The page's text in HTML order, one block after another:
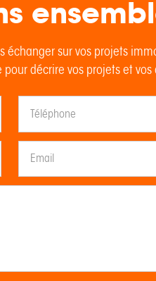
échanger sur vos projets
décrire vos projets et vos